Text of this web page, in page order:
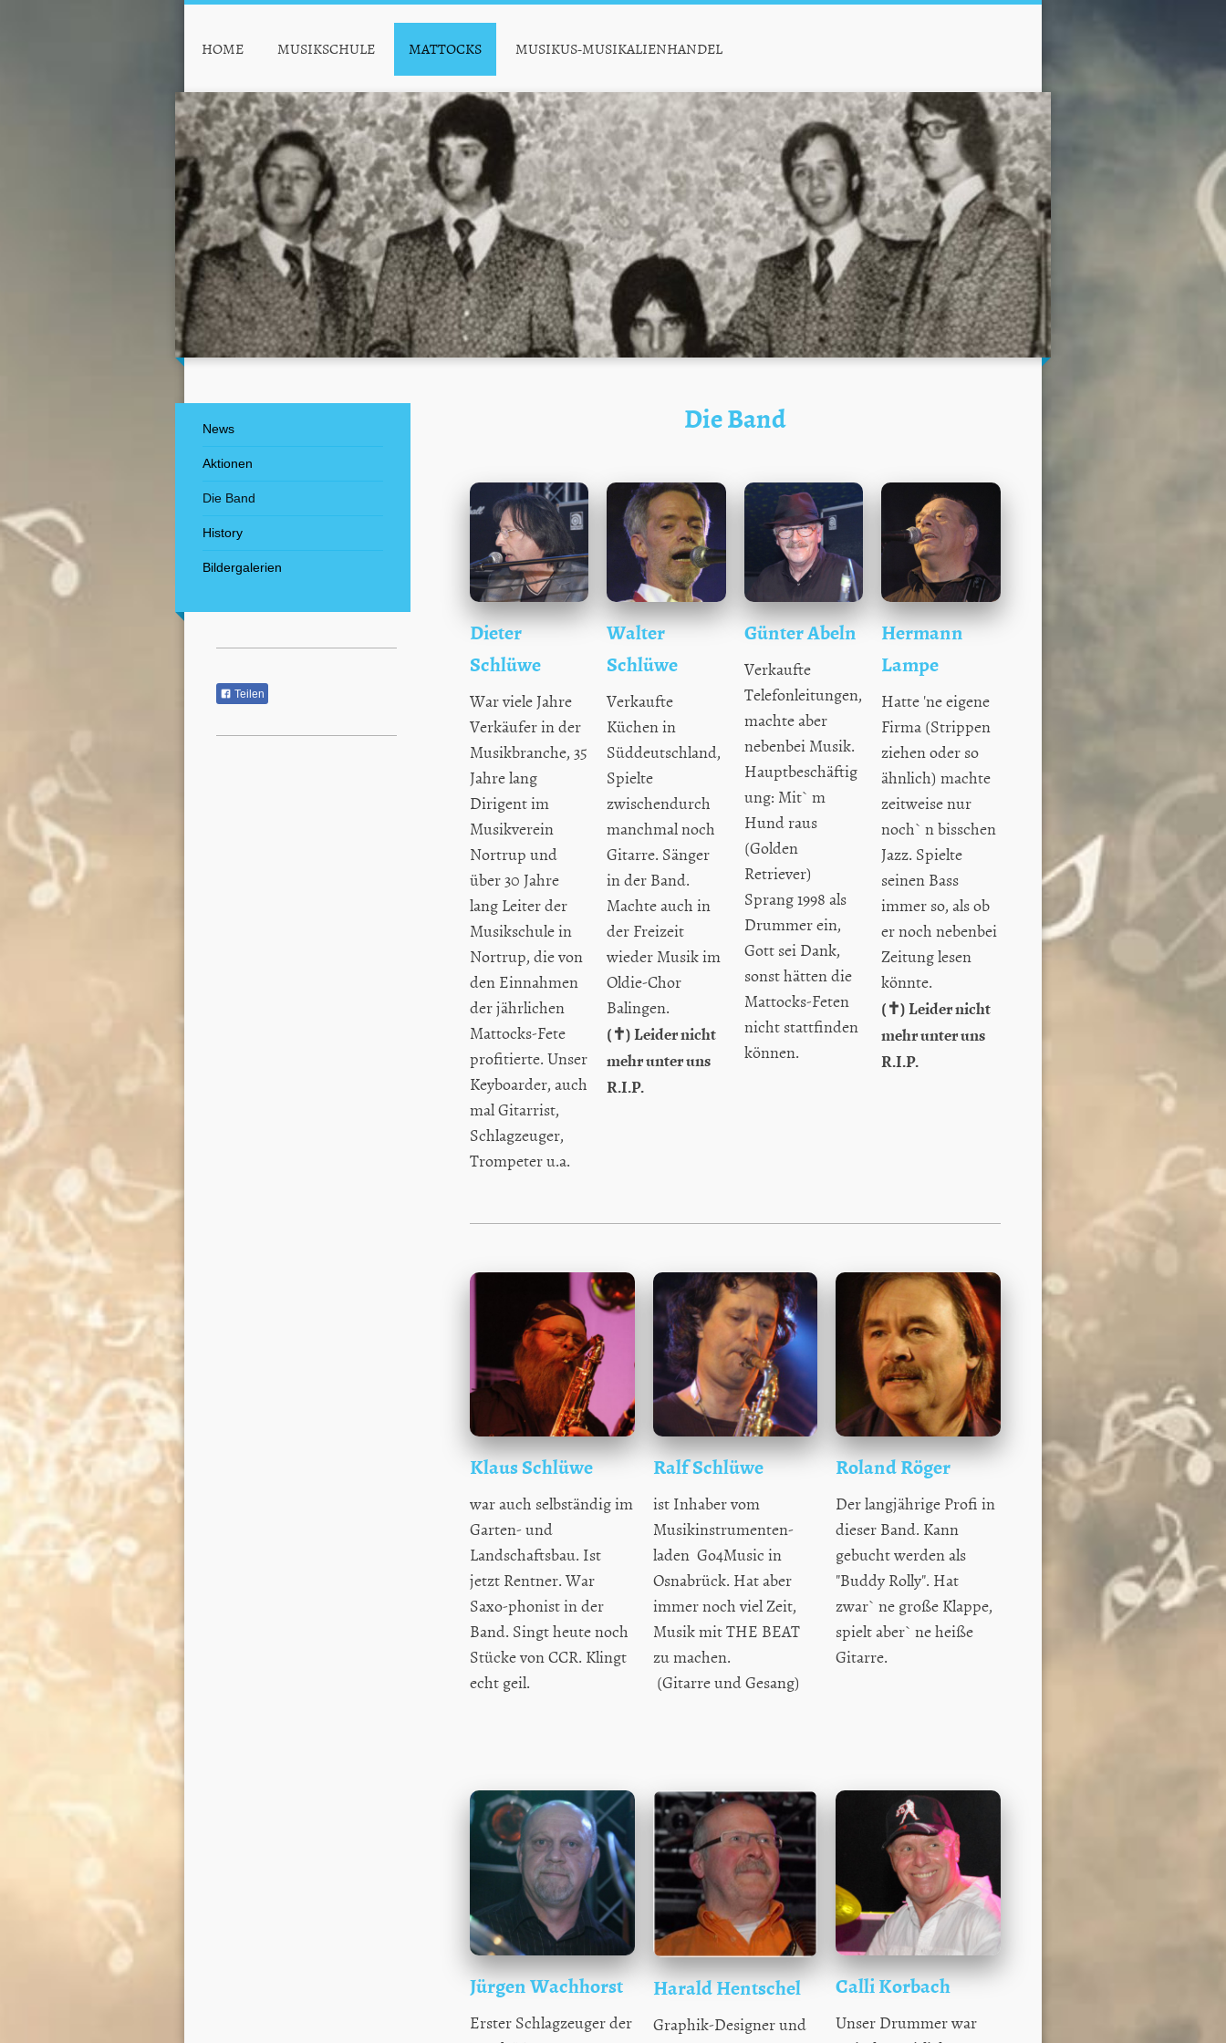
HOME MUSIKSCHULE MATTOCKS MUSIKUS-MUSIKALIENHANDEL
Die Band
Dieter
Schlüwe
War viele Jahre
Verkäufer in der
Musikbranche, 35
Jahre lang
Dirigent im
Musikverein
Nortrup und
über 30 Jahre
lang Leiter der
Musikschule in
Nortrup, die von
den Einnahmen
der jährlichen
Mattocks-Fete
profitierte. Unser
Keyboarder, auch
mal Gitarrist,
Schlagzeuger,
Trompeter u.a.
Walter
Schlüwe
Verkaufte
Küchen in
Süddeutschland,
Spielte
zwischendurch
manchmal noch
Gitarre. Sänger
in der Band.
Machte auch in
der Freizeit
wieder Musik im
Oldie-Chor
Balingen.
(✝) Leider nicht
mehr unter uns
R.I.P.
Günter Abeln
Verkaufte
Telefonleitungen,
machte aber
nebenbei Musik.
Hauptbeschäftig
ung: Mit` m
Hund raus
(Golden
Retriever)
Sprang 1998 als
Drummer ein,
Gott sei Dank,
sonst hätten die
Mattocks-Feten
nicht stattfinden
können.
Hermann
Lampe
Hatte 'ne eigene
Firma (Strippen
ziehen oder so
ähnlich) machte
zeitweise nur
noch` n bisschen
Jazz. Spielte
seinen Bass
immer so, als ob
er noch nebenbei
Zeitung lesen
könnte.
(✝) Leider nicht
mehr unter uns
R.I.P.
Klaus Schlüwe
war auch selbständig im
Garten- und
Landschaftsbau. Ist
jetzt Rentner. War
Saxo-phonist in der
Band. Singt heute noch
Stücke von CCR. Klingt
echt geil.
Ralf Schlüwe
ist Inhaber vom
Musikinstrumenten-
laden Go4Music in
Osnabrück. Hat aber
immer noch viel Zeit,
Musik mit THE BEAT
zu machen.
(Gitarre und Gesang)
Roland Röger
Der langjährige Profi in
dieser Band. Kann
gebucht werden als
"Buddy Rolly". Hat
zwar` ne große Klappe,
spielt aber` ne heiße
Gitarre.
Jürgen Wachhorst
Erster Schlagzeuger der
Harald Hentschel
Graphik-Designer und
Calli Korbach
Unser Drummer war
News
Aktionen
Die Band
History
Bildergalerien
Teilen